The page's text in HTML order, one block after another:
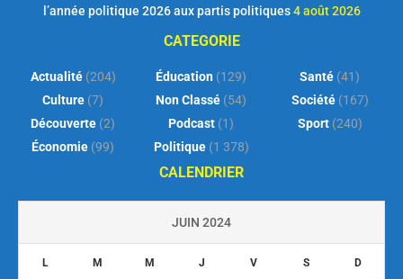
l’année politique 2026 aux partis politiques 4 août 2026
CATEGORIE
Actualité(204)
Culture (7)
Découverte (2)
Économie (99)
Éducation (129)
Non Classé (54)
Podcast (1)
Politique(1 378)
Santé (41)
Société(167)
Sport(240)
CALENDRIER
JUIN 2024
L M M J V S D